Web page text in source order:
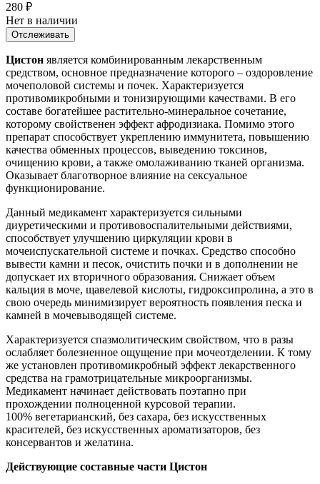
280 ₽
Нет в наличии
Отслеживать
Цистон является комбинированным лекарственным
средством, основное предназначение которого – оздоровление
мочеполовой системы и почек. Характеризуется
противомикробными и тонизирующими качествами. В его
составе богатейшее растительно-минеральное сочетание,
которому свойственен эффект афродизиака. Помимо этого
препарат способствует укреплению иммунитета, повышению
качества обменных процессов, выведению токсинов,
очищению крови, а также омолаживанию тканей организма.
Оказывает благотворное влияние на сексуальное
функционирование.
Данный медикамент характеризуется сильными
диуретическими и противовоспалительными действиями,
способствует улучшению циркуляции крови в
мочеиспускательной системе и почках. Средство способно
вывести камни и песок, очистить почки и в дополнении не
допускает их вторичного образования. Снижает объем
кальция в моче, щавелевой кислоты, гидроксипролина, а это в
свою очередь минимизирует вероятность появления песка и
камней в мочевыводящей системе.
Характеризуется спазмолитическим свойством, что в разы
ослабляет болезненное ощущение при мочеотделении. К тому
же установлен противомикробный эффект лекарственного
средства на грамотрицательные микроорганизмы.
Медикамент начинает действовать поэтапно при
прохождении полноценной курсовой терапии.
100% вегетарианский, без сахара, без искусственных
красителей, без искусственных ароматизаторов, без
консервантов и желатина.
Действующие составные части Цистон